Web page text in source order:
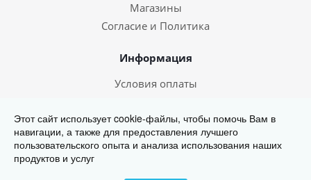
Магазины
Согласие и Политика
Информация
Условия оплаты
567-000
Этот сайт использует cookie-файлы, чтобы помочь Вам в
навигации, а также для предоставления лучшего
пользовательского опыта и анализа использования наших
продуктов и услуг